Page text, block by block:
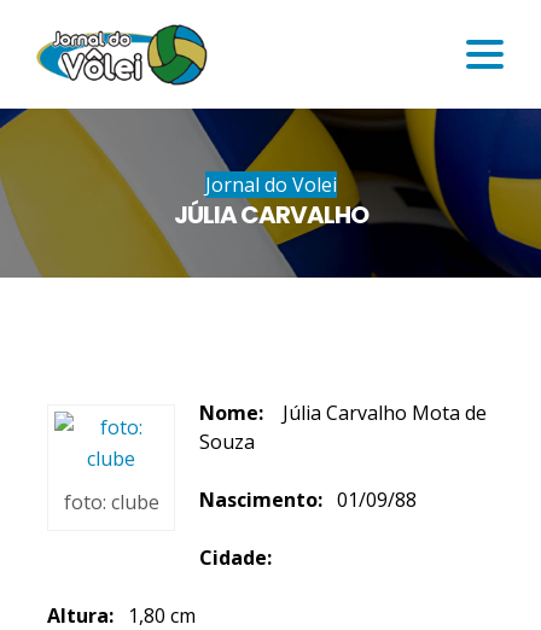
Jornal do Volei
JÚLIA CARVALHO
foto: clube
Nome: Júlia Carvalho Mota de
Souza
Nascimento: 01/09/88
Cidade:
Altura: 1,80 cm